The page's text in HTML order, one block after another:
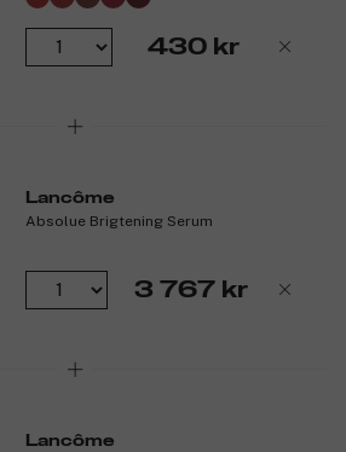
430 kr
Lancôme
Absolue Brigtening Serum
3 767 kr
Lancôme